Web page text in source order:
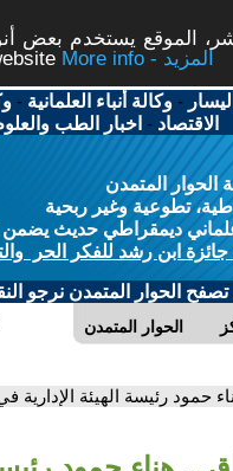
الموقع يستخدم بعض
More info - المزيد
-وكالة أنباء العلمانية -
الاقتصاد - اخبار الطب
المتمدن
تطوعية وغير ربحية
ديمقراطي حديث يضمن
ابن رشد للفكر الحر
الحوار المتمدن نرجو
الحوار المتمدن
حمود رئيسة الهيئة